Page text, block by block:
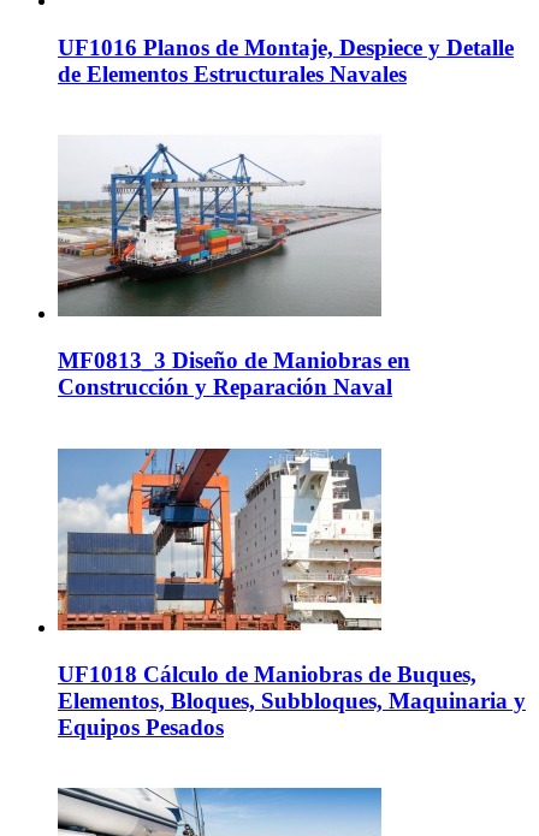
UF1016 Planos de Montaje, Despiece y Detalle
de Elementos Estructurales Navales
MF0813_3 Diseño de Maniobras en
Construcción y Reparación Naval
UF1018 Cálculo de Maniobras de Buques,
Elementos, Bloques, Subbloques, Maquinaria y
Equipos Pesados